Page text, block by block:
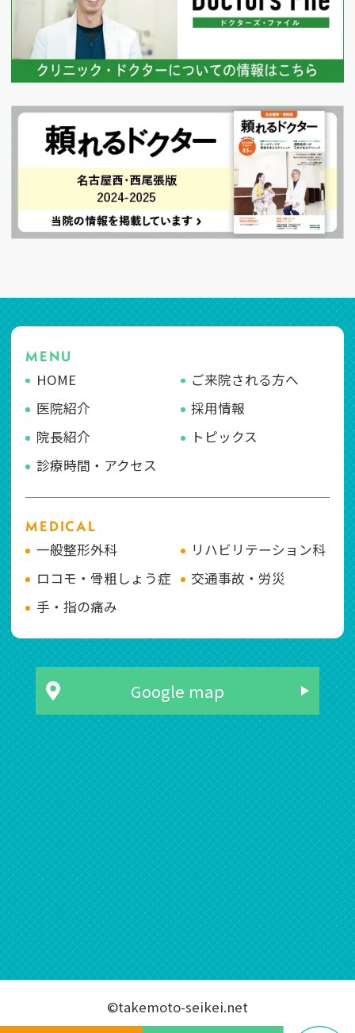
MENU
HOME
ご来院される方へ
医院紹介
採用情報
院長紹介
トピックス
診療時間・アクセス
MEDICAL
一般整形外科
リハビリテーション科
ロコモ・骨粗しょう症
交通事故・労災
手・指の痛み
Google map
©takemoto-seikei.net